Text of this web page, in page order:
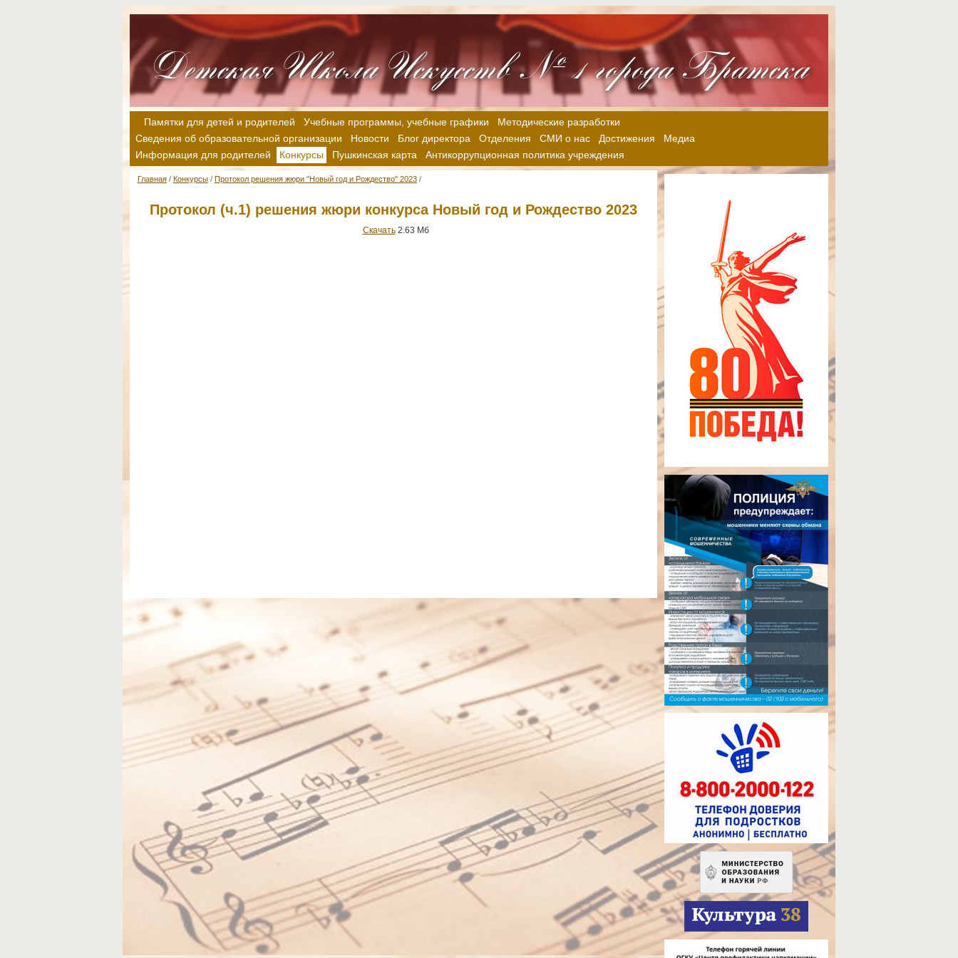
Памятки для детей и родителей Учебные программы, учебные графики
Методические разработки
Сведения об образовательной организации
Новости Блог директора Отделения СМИ о нас Достижения
Медиа
Информация для родителей
Конкурсы Пушкинская карта Антикоррупционная политика учреждения
Главная/ Конкурсы/ Протокол решения жюри "Новый год и Рождество" 2023/
Протокол (ч.1) решения жюри конкурса Новый год и Рождество 2023
Скачать2.63 Мб